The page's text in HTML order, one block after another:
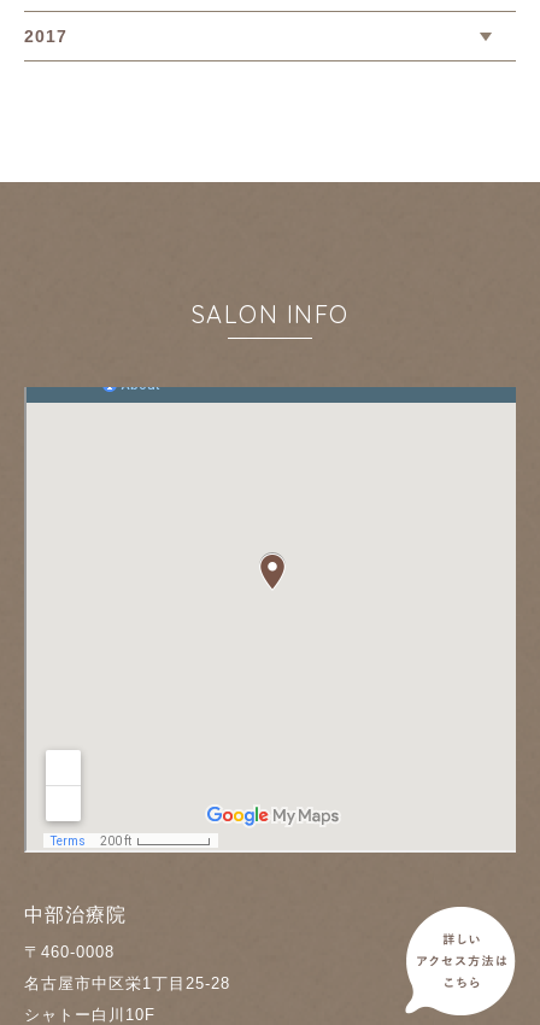
2017
SALON INFO
中部治療院
〒460-0008
名古屋市中区栄1丁目25-28
シャトー白川10F